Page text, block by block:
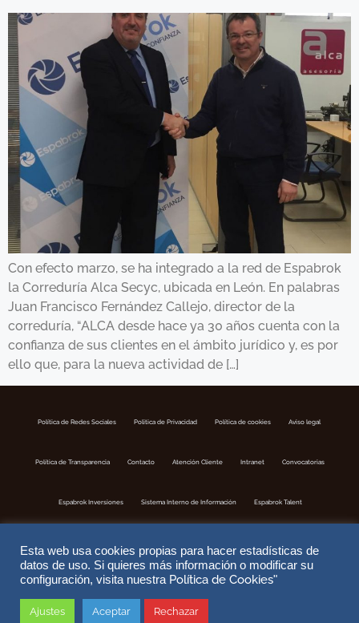
Con efecto marzo, se ha integrado a la red de Espabrok
la Correduría Alca Secyc, ubicada en León. En palabras
Juan Francisco Fernández Callejo, director de la
correduría, “ALCA desde hace ya 30 años cuenta con la
confianza de sus clientes en el ámbito jurídico y, es por
ello que, para la nueva actividad de […]
Política de Redes Sociales Politica de Privacidad Política de cookies Aviso legal
Política de Transparencia Contacto Atención Cliente Intranet Convocatorias
Espabrok Inversiones Sistema Interno de Información Espabrok Talent
Esta web usa cookies propias para hacer estadísticas de
datos de uso. Si quieres más información o modificar su
configuración, visita nuestra Política de Cookies"
Ajustes Aceptar Rechazar